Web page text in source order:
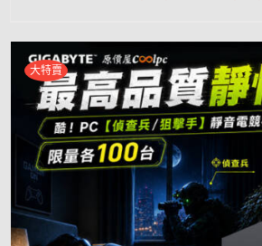
大特賣